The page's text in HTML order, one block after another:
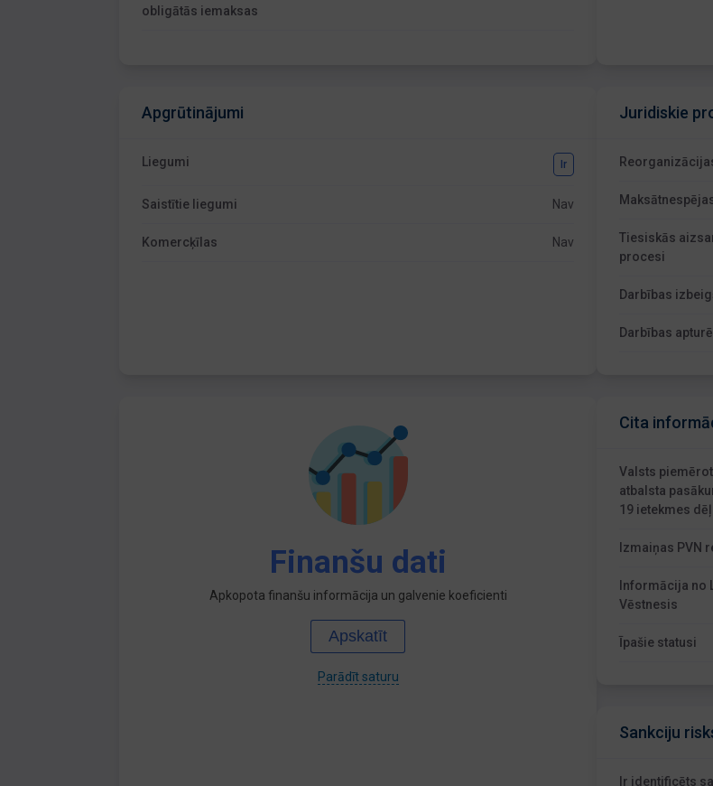
obligātās iemaksas
Apgrūtinājumi
Liegumi Ir
Saistītie liegumi Nav
Komercķīlas Nav
Juridiskie
Tiesiskās
procesi
Darbības
Darbības
Finanšu dati
Apkopota finanšu informācija un galvenie koeficienti
Apskatīt
Parādīt saturu
Cita
Valsts
atbalsta
19 ietekmes dēļ
Izmaiņas PVN
Informācija no
Vēstnesis
Īpašie statusi
Sankciju
Ir identificēts